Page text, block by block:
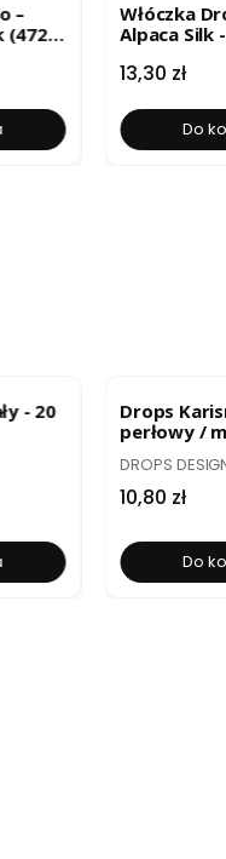
–
(4724)
Włóczka
Alpaca Silk
33
Cena
13,30 zł
Do
- 20
Drops
perłowy /
PRODUCENT
DROPS
Cena
10,80 zł
Do